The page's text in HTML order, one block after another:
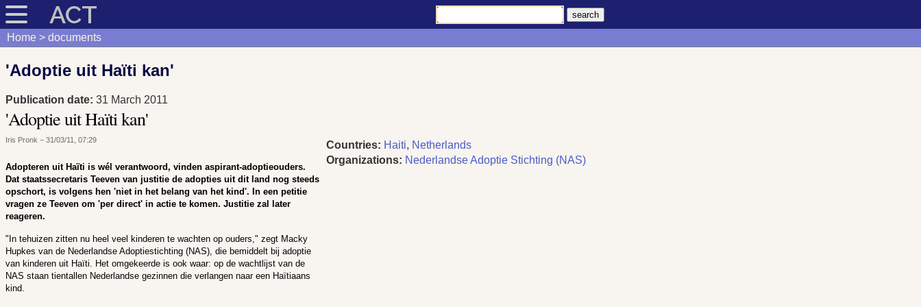
ACT
Home documents
'Adoptie uit Haïti kan'
Publication date: 31 March 2011
'Adoptie uit Haïti kan'
Iris Pronk − 31/03/11, 07:29
Adopteren uit Haïti is wél verantwoord, vinden aspirant-adoptieouders.
Dat staatssecretaris Teeven van justitie de adopties uit dit land nog steeds
opschort, is volgens hen 'niet in het belang van het kind'. In een petitie
vragen ze Teeven om 'per direct' in actie te komen. Justitie zal later
reageren.
"In tehuizen zitten nu heel veel kinderen te wachten op ouders," zegt Macky
Hupkes van de Nederlandse Adoptiestichting (NAS), die bemiddelt bij adoptie
van kinderen uit Haïti. Het omgekeerde is ook waar: op de wachtlijst van de
NAS staan tientallen Nederlandse gezinnen die verlangen naar een Haïtiaans
kind.
Countries: Haiti, Netherlands
Organizations: Nederlandse Adoptie Stichting (NAS)